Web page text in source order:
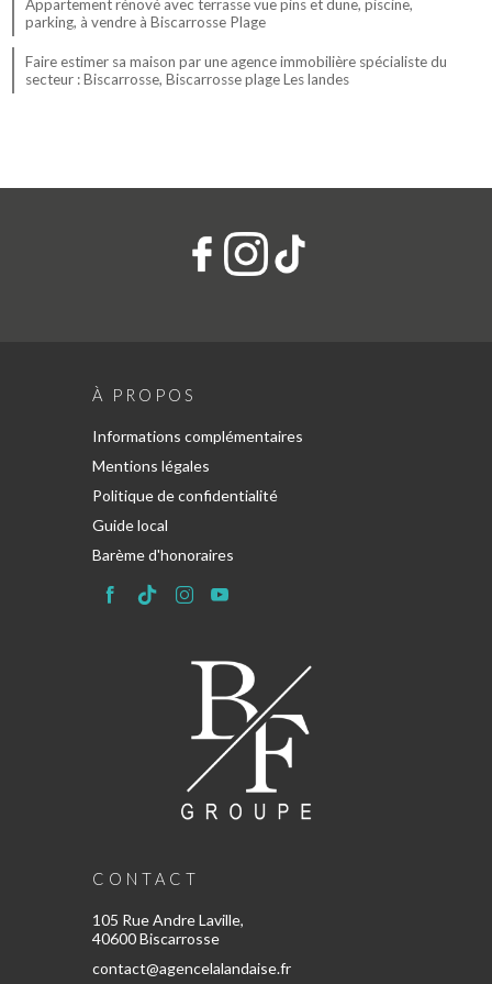
Appartement rénové avec terrasse vue pins et dune, piscine,
parking, à vendre à Biscarrosse Plage
Faire estimer sa maison par une agence immobilière spécialiste du
secteur : Biscarrosse, Biscarrosse plage Les landes
À PROPOS
Informations complémentaires
Mentions légales
Politique de confidentialité
Guide local
Barème d'honoraires
CONTACT
105 Rue Andre Laville,
40600 Biscarrosse
contact@agencelalandaise.fr